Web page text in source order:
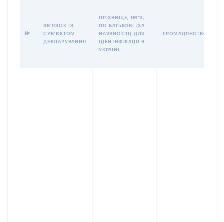
№
ЗВʼЯЗОК ІЗ
СУБʼЄКТОМ
ДЕКЛАРУВАННЯ
ПРІЗВИЩЕ, ІМʼЯ,
ПО БАТЬКОВІ (ЗА
НАЯВНОСТІ) ДЛЯ
ІДЕНТИФІКАЦІЇ В
УКРАЇНІ
ГРОМАДЯНСТВО